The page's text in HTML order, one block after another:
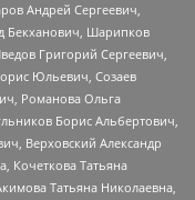
Андрей Сергеевич,
Бекханович, Шарипков
Григорий Сергеевич,
Юльевич, Созаев
Романова Ольга
Борис Альбертович,
Верховский Александр
Кочеткова Татьяна
Татьяна Николаевна,